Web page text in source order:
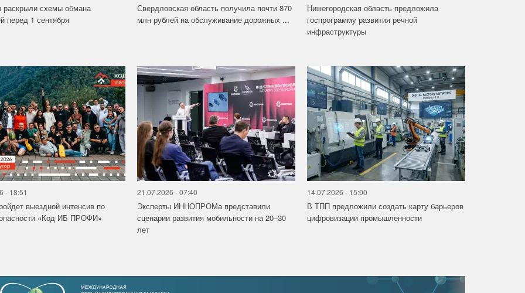
раскрыли схемы обмана
перед 1 сентября
Свердловская область получила почти 870
млн рублей на обслуживание дорожных ...
Нижегородская область предложила
госпрограмму развития речной
инфраструктуры
- 18:51
выездной интенсив по
«Код ИБ ПРОФИ»
21.07.2026 - 07:40
Эксперты ИННОПРОМа представили
сценарии развития мобильности на 20–30
лет
14.07.2026 - 15:00
В ТПП предложили создать карту барьеров
цифровизации промышленности